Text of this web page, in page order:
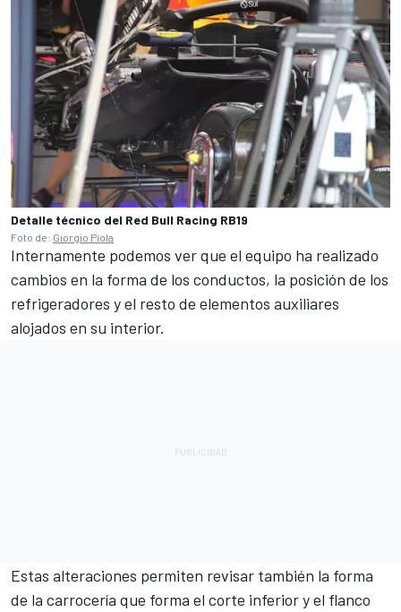
Detalle técnico del Red Bull Racing RB19
Foto de: Giorgio Piola
Internamente podemos ver que el equipo ha realizado
cambios en la forma de los conductos, la posición de los
refrigeradores y el resto de elementos auxiliares
alojados en su interior.
Estas alteraciones permiten revisar también la forma
de la carrocería que forma el corte inferior y el flanco